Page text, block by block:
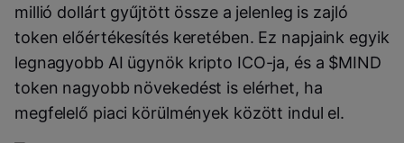
millió dollárt gyűjtött össze a jelenleg is zajló
token előértékesítés keretében. Ez napjaink egyik
legnagyobb AI ügynök kripto ICO-ja, és a $MIND
token nagyobb növekedést is elérhet, ha
megfelelő piaci körülmények között indul el.